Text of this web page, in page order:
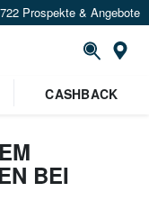
Prospekte & Angebote
CASHBACK
BEI